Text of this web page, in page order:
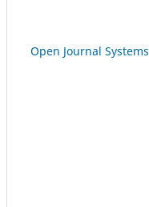
Open Journal Systems